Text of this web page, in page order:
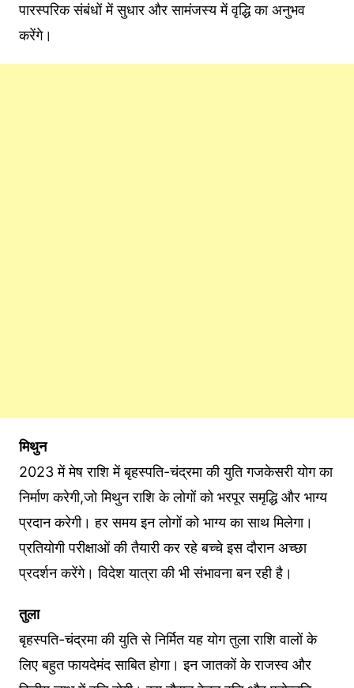
पारस्परिक संबंधों में सुधार और सामंजस्य में वृद्धि का अनुभव
करेंगे।
मिथुन
2023 में मेष राशि में बृहस्पति-चंद्रमा की युति गजकेसरी योग का
निर्माण करेगी,जो मिथुन राशि के लोगों को भरपूर समृद्धि और भाग्य
प्रदान करेगी। हर समय इन लोगों को भाग्य का साथ मिलेगा।
प्रतियोगी परीक्षाओं की तैयारी कर रहे बच्चे इस दौरान अच्छा
प्रदर्शन करेंगे। विदेश यात्रा की भी संभावना बन रही है।
तुला
बृहस्पति-चंद्रमा की युति से निर्मित यह योग तुला राशि वालों के
लिए बहुत फायदेमंद साबित होगा। इन जातकों के राजस्व और